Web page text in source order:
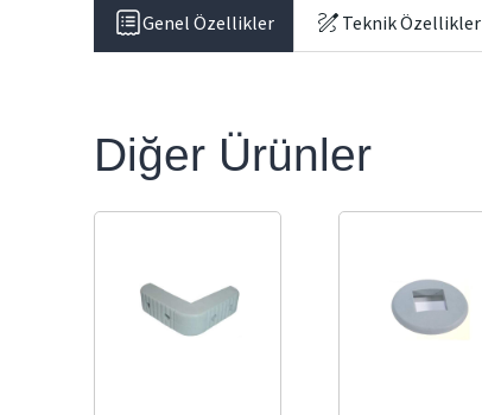
Genel Özellikler Teknik Özellikler
Diğer Ürünler